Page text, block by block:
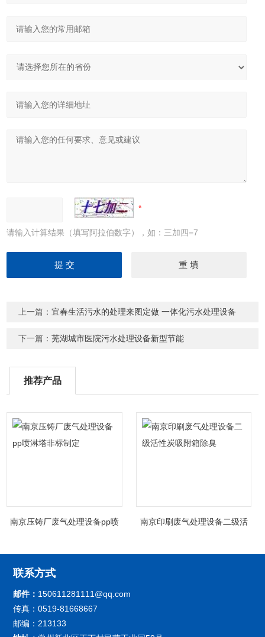
请输入计算结果（填写阿拉伯数字），如：三加四=7
上一篇：宜春生活污水的处理来图定做 一体化污水处理设备
下一篇：芜湖城市医院污水处理设备新型节能
推荐产品
南京压铸厂废气处理设备pp喷
南京印刷废气处理设备二级活
联系方式
邮件： 150611281111@qq.com
传真：0519-81668667
邮编：213133